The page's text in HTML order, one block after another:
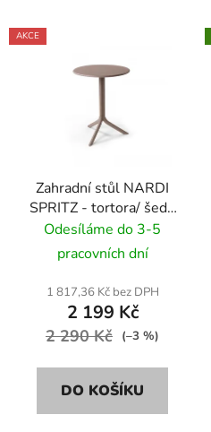
AKCE
Zahradní stůl NARDI
SPRITZ - tortora/ šedo
hnědý
Odesíláme do 3-5
pracovních dní
1 817,36 Kč bez DPH
2 199 Kč
2 290 Kč (–3 %)
DO KOŠÍKU